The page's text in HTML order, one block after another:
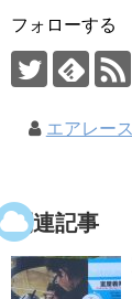
フォローする
エアレー
関連記事